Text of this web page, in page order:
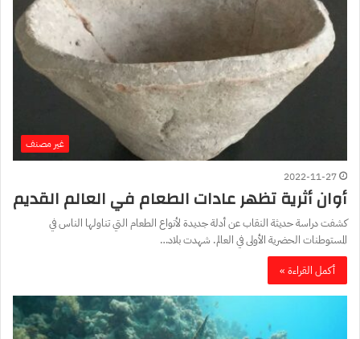
غير مصنف
2022-11-27
أوان أثرية تظهر عادات الطعام في العالم القديم
كشفت دراسة حديثة النقاب عن أدلة جديدة لأنواع الطعام التي تناولها الناس في
المستوطنات الحضرية الأولى في العالم. شهدت بلاد…
أكمل القراءة »